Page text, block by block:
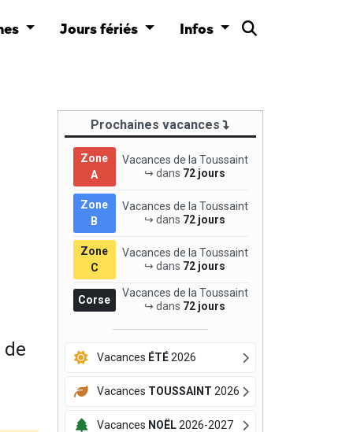
Jours fériés Infos
de
Prochaines vacances
Zone
A
Vacances de la Toussaint
↪ dans 72 jours
Zone
B
Vacances de la Toussaint
↪ dans 72 jours
Zone
C
Vacances de la Toussaint
↪ dans 72 jours
Corse
Vacances de la Toussaint
↪ dans 72 jours
Vacances ÉTÉ2026
Vacances TOUSSAINT 2026
Vacances NOËL2026-2027